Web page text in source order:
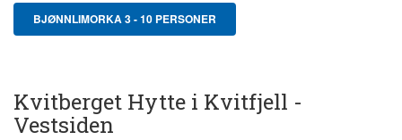
BJØNNLIMORKA 3 - 10 PERSONER
Kvitberget Hytte i Kvitfjell -
Vestsiden